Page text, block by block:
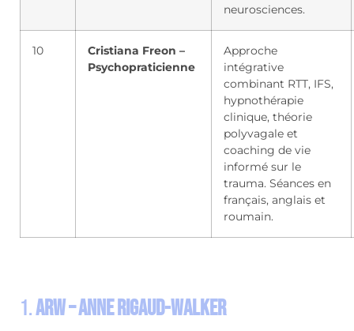
neurosciences.
10
Cristiana Freon –
Psychopraticienne
Approche
intégrative
combinant RTT, IFS,
hypnothérapie
clinique, théorie
polyvagale et
coaching de vie
informé sur le
trauma. Séances en
français, anglais et
roumain.
1.ARW – Anne Rigaud-Walker